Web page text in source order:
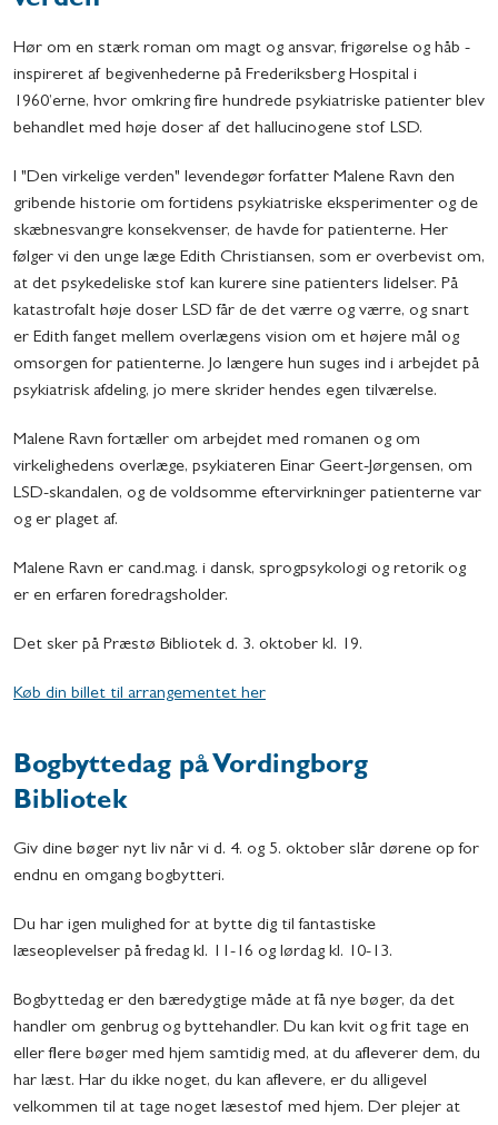
Hør om en stærk roman om magt og ansvar, frigørelse og håb -
inspireret af begivenhederne på Frederiksberg Hospital i
1960’erne, hvor omkring fire hundrede psykiatriske patienter blev
behandlet med høje doser af det hallucinogene stof LSD.
I "Den virkelige verden" levendegør forfatter Malene Ravn den
gribende historie om fortidens psykiatriske eksperimenter og de
skæbnesvangre konsekvenser, de havde for patienterne. Her
følger vi den unge læge Edith Christiansen, som er overbevist om,
at det psykedeliske stof kan kurere sine patienters lidelser. På
katastrofalt høje doser LSD får de det værre og værre, og snart
er Edith fanget mellem overlægens vision om et højere mål og
omsorgen for patienterne. Jo længere hun suges ind i arbejdet på
psykiatrisk afdeling, jo mere skrider hendes egen tilværelse.
Malene Ravn fortæller om arbejdet med romanen og om
virkelighedens overlæge, psykiateren Einar Geert-Jørgensen, om
LSD-skandalen, og de voldsomme eftervirkninger patienterne var
og er plaget af.
Malene Ravn er cand.mag. i dansk, sprogpsykologi og retorik og
er en erfaren foredragsholder.
Det sker på Præstø Bibliotek d. 3. oktober kl. 19.
Køb din billet til arrangementet her
Bogbyttedag på Vordingborg
Bibliotek
Giv dine bøger nyt liv når vi d. 4. og 5. oktober slår dørene op for
endnu en omgang bogbytteri.
Du har igen mulighed for at bytte dig til fantastiske
læseoplevelser på fredag kl. 11-16 og lørdag kl. 10-13.
Bogbyttedag er den bæredygtige måde at få nye bøger, da det
handler om genbrug og byttehandler. Du kan kvit og frit tage en
eller flere bøger med hjem samtidig med, at du afleverer dem, du
har læst. Har du ikke noget, du kan aflevere, er du alligevel
velkommen til at tage noget læsestof med hjem. Der plejer at